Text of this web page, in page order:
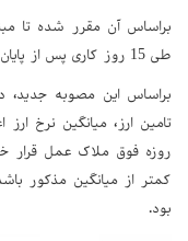
براساس آن مقرر شده تا
طی 15 روز کاری پس از پایان مهلت دریافت وجه از متقاضیان مشخص شود.
براساس این مصوبه جدید،
روزه فوق ملاک عمل قرار
کمتر از میانگین مذکور
بود.